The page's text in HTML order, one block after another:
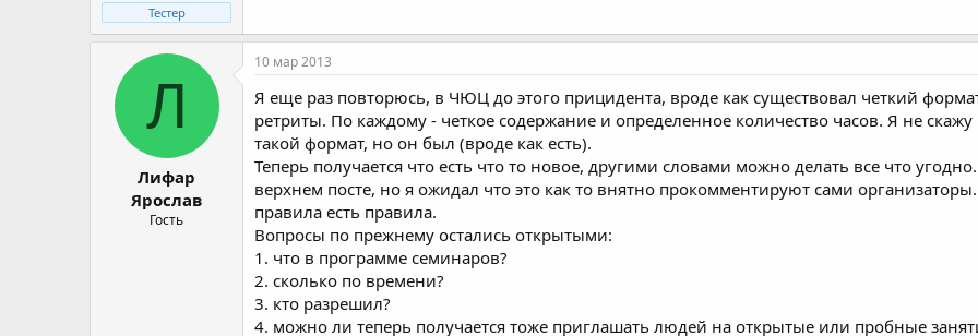
Тестер
Л
Лифар
Ярослав
Гость
10 мар 2013
Я еще раз повторюсь, в ЧЮЦ до этого прицидента, вроде как существовал четкий
ретриты. По каждому - четкое содержание и определенное количество часов. Я не
такой формат, но он был (вроде как есть).
Теперь получается что есть что то новое, другими словами можно делать все что
верхнем посте, но я ожидал что это как то внятно прокомментируют сами
правила есть правила.
Вопросы по прежнему остались открытыми:
1. что в программе семинаров?
2. сколько по времени?
3. кто разрешил?
4. можно ли теперь получается тоже приглашать людей на открытые или пробные